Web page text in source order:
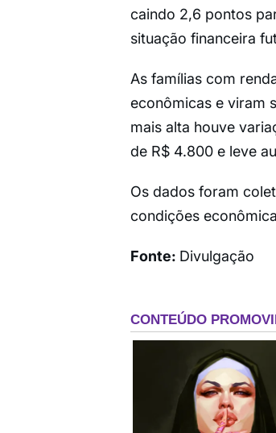
caindo 2,6 pontos
situação financeira
As famílias com
econômicas e viram
mais alta houve
de R$ 4.800 e leve
Os dados foram
condições
Fonte: Divulgação